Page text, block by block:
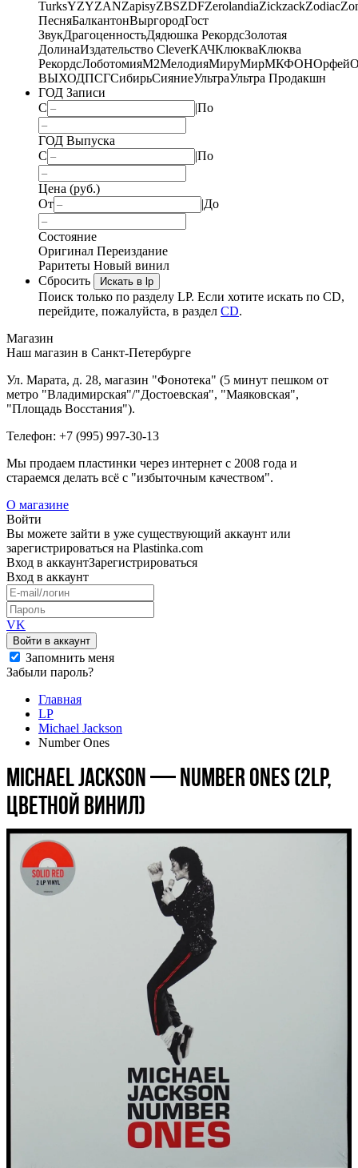
TurksYZYZANZapisyZBSZDFZerolandiaZickzackZodiac
ПесняБалкантонВыргородГост
ЗвукДрагоценностьДядюшка РекордсЗолотая
ДолинаИздательство CleverКАЧКлюкваКлюква
РекордсЛоботомияМ2МелодияМируМирМКФОНОрфей
ВЫХОДПСГСибирьСияниеУльтраУльтра Продакшн
ГОД Записи
С
|По
ГОД Выпуска
С
|По
Цена (руб.)
От
|До
Состояние
Оригинал Переиздание
Раритеты Новый винил
Сбросить
Искать в lp
Поиск только по разделу LP. Если хотите искать по CD,
перейдите, пожалуйста, в раздел CD.
Магазин
Наш магазин в Санкт-Петербурге
Ул. Марата, д. 28, магазин "Фонотека" (5 минут пешком от
метро "Владимирская"/"Достоевская", "Маяковская",
"Площадь Восстания").
Телефон: +7 (995) 997-30-13
Мы продаем пластинки через интернет c 2008 года и
стараемся делать всё с "избыточным качеством".
О магазине
Войти
Вы можете зайти в уже существующий аккаунт или
зарегистрироваться на Plastinka.com
Вход в аккаунтЗарегистрироваться
Вход в аккаунт
VK
Войти в аккаунт
Запомнить меня
Забыли пароль?
Главная
LP
Michael Jackson
Number Ones
Michael Jackson — Number Ones (2LP,
цветной винил)